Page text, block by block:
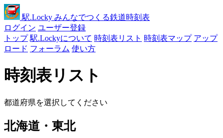
駅.Locky みんなでつくる鉄道時刻表
ログイン ユーザー登録
トップ 駅.Lockyについて 時刻表リスト 時刻表マップ アップ
ロード フォーラム 使い方
時刻表リスト
都道府県を選択してください
北海道・東北